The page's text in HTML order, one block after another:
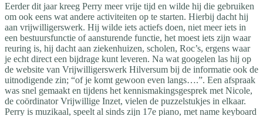
Eerder dit jaar kreeg Perry meer vrije tijd en wilde hij die gebruiken
om ook eens wat andere activiteiten op te starten. Hierbij dacht hij
aan vrijwilligerswerk. Hij wilde iets actiefs doen, niet meer iets in
een bestuursfunctie of aansturende functie, het moest iets zijn waar
reuring is, hij dacht aan ziekenhuizen, scholen, Roc’s, ergens waar
je echt direct een bijdrage kunt leveren. Na wat googelen las hij op
de website van Vrijwilligerswerk Hilversum bij de informatie ook de
uitnodigende zin; “of je komt gewoon even langs….”. Een afspraak
was snel gemaakt en tijdens het kennismakingsgesprek met Nicole,
de coördinator Vrijwillige Inzet, vielen de puzzelstukjes in elkaar.
Perry is muzikaal, speelt al sinds zijn 17e piano, met name keyboard